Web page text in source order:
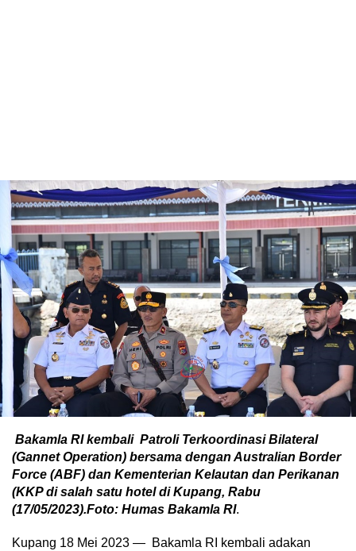
Bakamla RI kembali Patroli Terkoordinasi Bilateral
(Gannet Operation) bersama dengan Australian Border
Force (ABF) dan Kementerian Kelautan dan Perikanan
(KKP di salah satu hotel di Kupang, Rabu
(17/05/2023).Foto: Humas Bakamla RI.
Kupang 18 Mei 2023 — Bakamla RI kembali adakan